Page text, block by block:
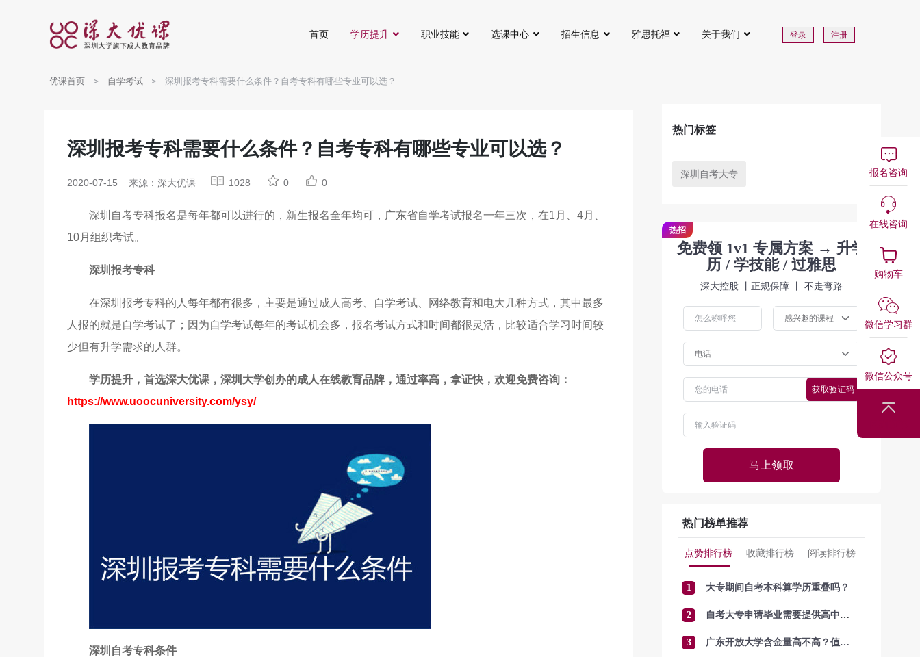
首页 学历提升 职业技能 选课中心 招生信息 雅思托福 关于我们 登录 注册
优课首页 自学考试 深圳报考专科需要什么条件？自考专科有哪些专业可以选？
深圳报考专科需要什么条件？自考专科有哪些专业可以选？
2020-07-15 来源：深大优课 1028 0 0
深圳自考专科报名是每年都可以进行的，新生报名全年均可，广东省自学考试报名一年三次，在1月、4月、
10月组织考试。
深圳报考专科
在深圳报考专科的人每年都有很多，主要是通过成人高考、自学考试、网络教育和电大几种方式，其中最多
人报的就是自学考试了；因为自学考试每年的考试机会多，报名考试方式和时间都很灵活，比较适合学习时间较
少但有升学需求的人群。
学历提升，首选深大优课，深圳大学创办的成人在线教育品牌，通过率高，拿证快，欢迎免费咨询：
https://www.uoocuniversity.com/ysy/
深圳自考专科条件
热门标签
深圳自考大专
免费领 1v1 专属方案 → 升学
历 / 学技能 / 过雅思
深大控股 丨正规保障 丨 不走弯路
热招
获取验证码
马上领取
热门榜单推荐
点赞排行榜 收藏排行榜 阅读排行榜
1 大专期间自考本科算学历重叠吗？
2 自考大专申请毕业需要提供高中毕业证吗？
3 广东开放大学含金量高不高？值得报考吗？
报名咨询
在线咨询
购物车
微信学习群
微信公众号